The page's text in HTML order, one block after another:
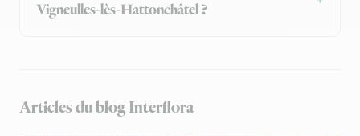
Vigneulles-lès-Hattonchâtel ?
Articles du blog Interflora